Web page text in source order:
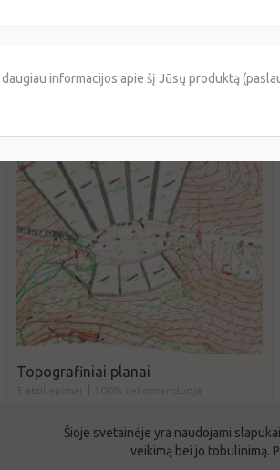
Klaipėdos rajone
150 €/vnt.
Topografiniai planai
Šioje svetainėje yra naudojami
veikimą bei jo tobulinimą.